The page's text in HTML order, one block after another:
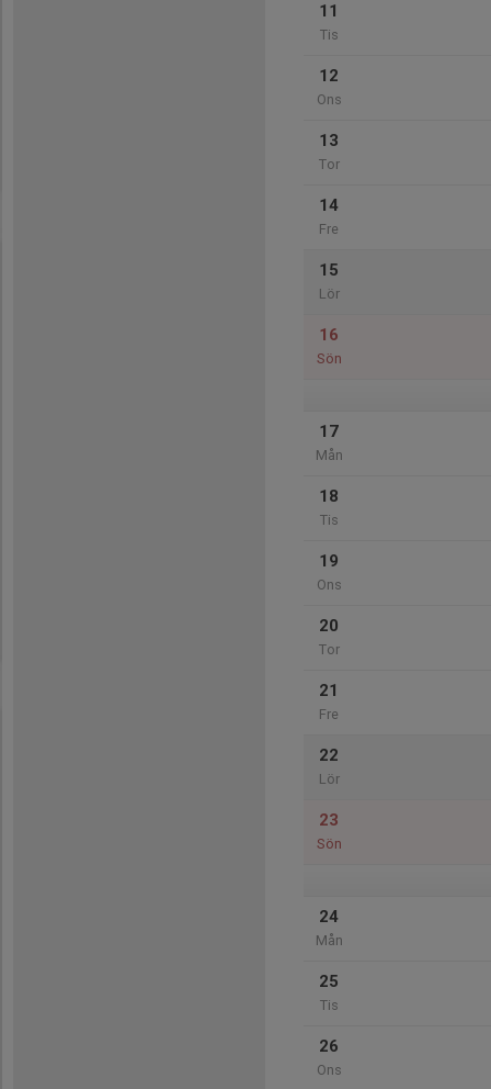
11
Tis
12
Ons
13
Tor
14
Fre
15
Lör
16
Sön
17
Mån
18
Tis
19
Ons
20
Tor
21
Fre
22
Lör
23
Sön
24
Mån
25
Tis
26
Ons